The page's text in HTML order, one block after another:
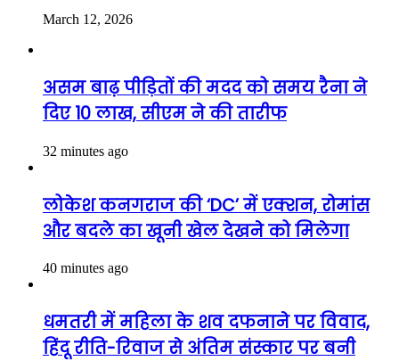
March 12, 2026
असम बाढ़ पीड़ितों की मदद को समय रैना ने
दिए 10 लाख, सीएम ने की तारीफ
32 minutes ago
लोकेश कनगराज की ‘DC’ में एक्शन, रोमांस
और बदले का खूनी खेल देखने को मिलेगा
40 minutes ago
धमतरी में महिला के शव दफनाने पर विवाद,
हिंदू रीति-रिवाज से अंतिम संस्कार पर बनी